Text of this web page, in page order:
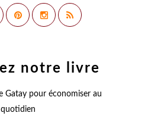
notre livre